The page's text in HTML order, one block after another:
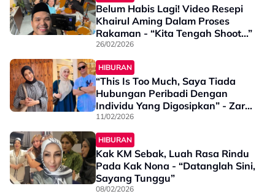
Belum Habis Lagi! Video Resepi
Khairul Aming Dalam Proses
Rakaman - “Kita Tengah Shoot...”
26/02/2026
HIBURAN
“This Is Too Much, Saya Tiada
Hubungan Peribadi Dengan
Individu Yang Digosipkan” - Zara
Zya
11/02/2026
HIBURAN
Kak KM Sebak, Luah Rasa Rindu
Pada Kak Nona - “Datanglah Sini,
Sayang Tunggu”
08/02/2026